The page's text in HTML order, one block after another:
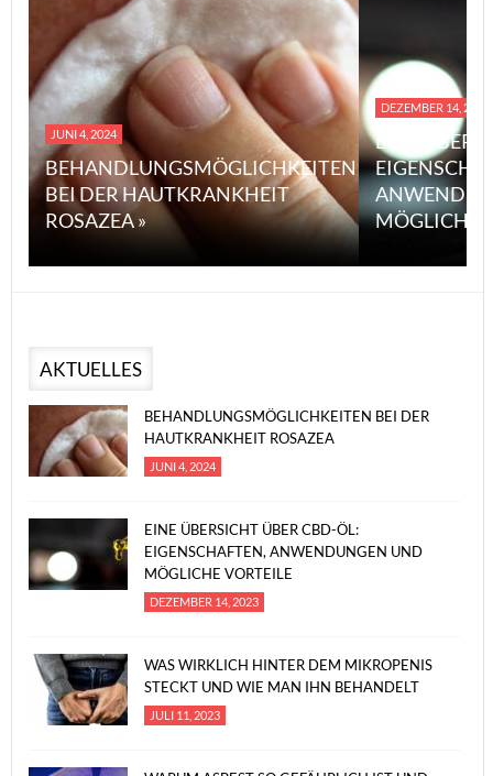
JUNI 4, 2024
BEHANDLUNGSMÖGLICHKEITEN
BEI DER HAUTKRANKHEIT
ROSAZEA »
DEZEMBER 14, 2023
EINE
MÖGLICHE
AKTUELLES
BEHANDLUNGSMÖGLICHKEITEN BEI DER
HAUTKRANKHEIT ROSAZEA
JUNI 4, 2024
EINE ÜBERSICHT ÜBER CBD-ÖL:
EIGENSCHAFTEN, ANWENDUNGEN UND
MÖGLICHE VORTEILE
DEZEMBER 14, 2023
WAS WIRKLICH HINTER DEM MIKROPENIS
STECKT UND WIE MAN IHN BEHANDELT
JULI 11, 2023